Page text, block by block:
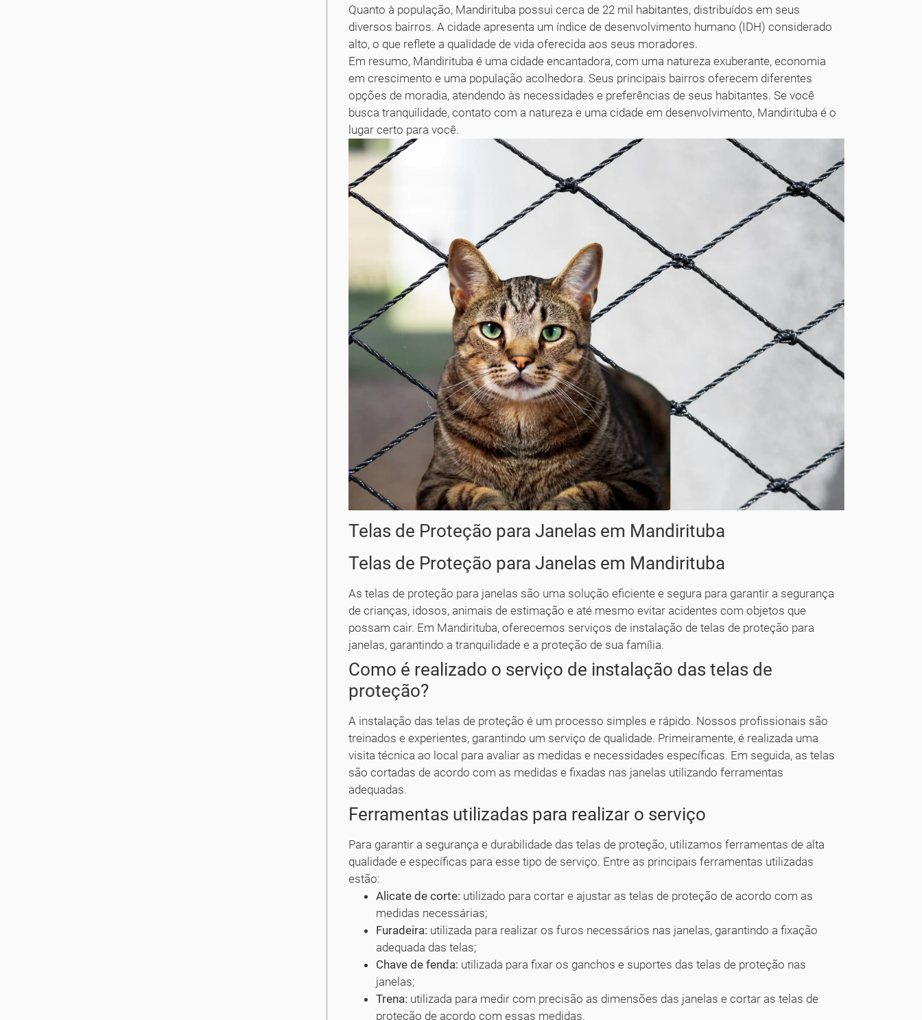
Quanto à população, Mandirituba possui cerca de 22 mil habitantes, distribuídos em seus
diversos bairros. A cidade apresenta um índice de desenvolvimento humano (IDH) considerado
alto, o que reflete a qualidade de vida oferecida aos seus moradores.
Em resumo, Mandirituba é uma cidade encantadora, com uma natureza exuberante, economia
em crescimento e uma população acolhedora. Seus principais bairros oferecem diferentes
opções de moradia, atendendo às necessidades e preferências de seus habitantes. Se você
busca tranquilidade, contato com a natureza e uma cidade em desenvolvimento, Mandirituba é o
lugar certo para você.
Telas de Proteção para Janelas em Mandirituba
Telas de Proteção para Janelas em Mandirituba
As telas de proteção para janelas são uma solução eficiente e segura para garantir a segurança
de crianças, idosos, animais de estimação e até mesmo evitar acidentes com objetos que
possam cair. Em Mandirituba, oferecemos serviços de instalação de telas de proteção para
janelas, garantindo a tranquilidade e a proteção de sua família.
Como é realizado o serviço de instalação das telas de
proteção?
A instalação das telas de proteção é um processo simples e rápido. Nossos profissionais são
treinados e experientes, garantindo um serviço de qualidade. Primeiramente, é realizada uma
visita técnica ao local para avaliar as medidas e necessidades específicas. Em seguida, as telas
são cortadas de acordo com as medidas e fixadas nas janelas utilizando ferramentas
adequadas.
Ferramentas utilizadas para realizar o serviço
Para garantir a segurança e durabilidade das telas de proteção, utilizamos ferramentas de alta
qualidade e específicas para esse tipo de serviço. Entre as principais ferramentas utilizadas
estão:
Alicate de corte: utilizado para cortar e ajustar as telas de proteção de acordo com as
medidas necessárias;
Furadeira: utilizada para realizar os furos necessários nas janelas, garantindo a fixação
adequada das telas;
Chave de fenda: utilizada para fixar os ganchos e suportes das telas de proteção nas
janelas;
Trena: utilizada para medir com precisão as dimensões das janelas e cortar as telas de
proteção de acordo com essas medidas.